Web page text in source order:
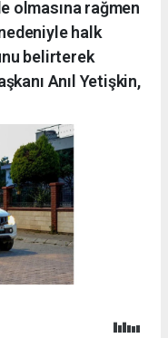
olmasına rağmen
halk
belirterek
Anıl Yetişkin,